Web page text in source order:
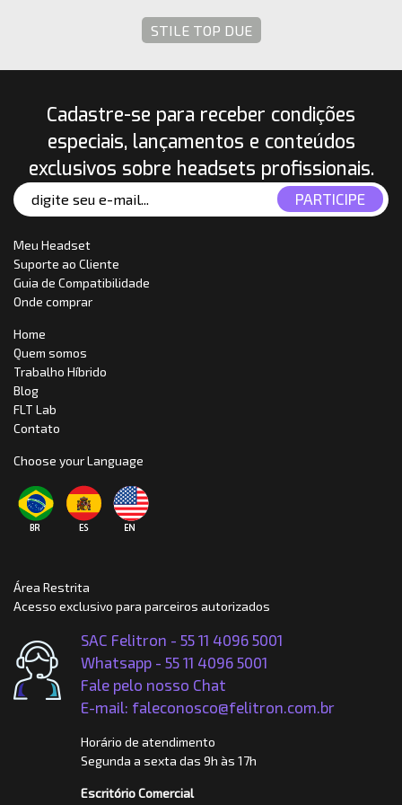
STILE TOP DUE
Cadastre-se para receber condições
especiais, lançamentos e conteúdos
exclusivos sobre headsets profissionais.
Meu Headset
Suporte ao Cliente
Guia de Compatibilidade
Onde comprar
Home
Quem somos
Trabalho Híbrido
Blog
FLT Lab
Contato
Choose your Language
Área Restrita
Acesso exclusivo para parceiros autorizados
SAC Felitron - 55 11 4096 5001
Whatsapp - 55 11 4096 5001
Fale pelo nosso Chat
E-mail: faleconosco@felitron.com.br
Horário de atendimento
Segunda a sexta das 9h às 17h
Escritório Comercial